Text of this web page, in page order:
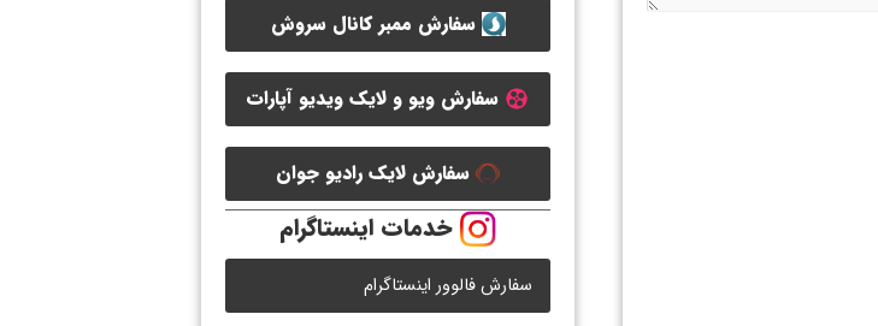
سفارش ممبر کانال سروش
سفارش ویو و لایک ویدیو آپارات
سفارش لایک رادیو جوان
خدمات اینستاگرام
سفارش فالوور اینستاگرام